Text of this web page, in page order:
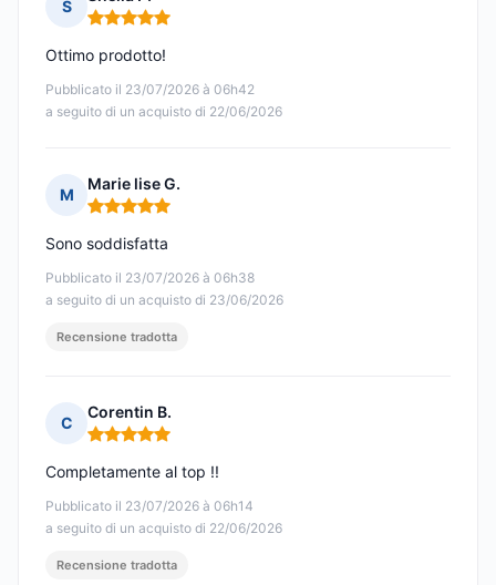
S
Nota: 5 su 5
Pubblicato il 23/07/2026 à 06h42
a seguito di un acquisto di 22/06/2026
Ottimo prodotto!
M
Marie lise G.
Nota: 5 su 5
Pubblicato il 23/07/2026 à 06h38
a seguito di un acquisto di 23/06/2026
Sono soddisfatta
Recensione tradotta
C
Corentin B.
Nota: 5 su 5
Pubblicato il 23/07/2026 à 06h14
a seguito di un acquisto di 22/06/2026
Completamente al top !!
Recensione tradotta